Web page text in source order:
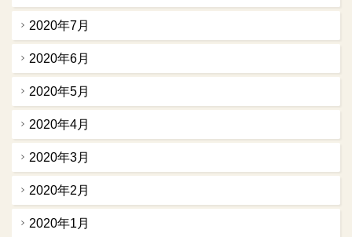
2020年7月
2020年6月
2020年5月
2020年4月
2020年3月
2020年2月
2020年1月